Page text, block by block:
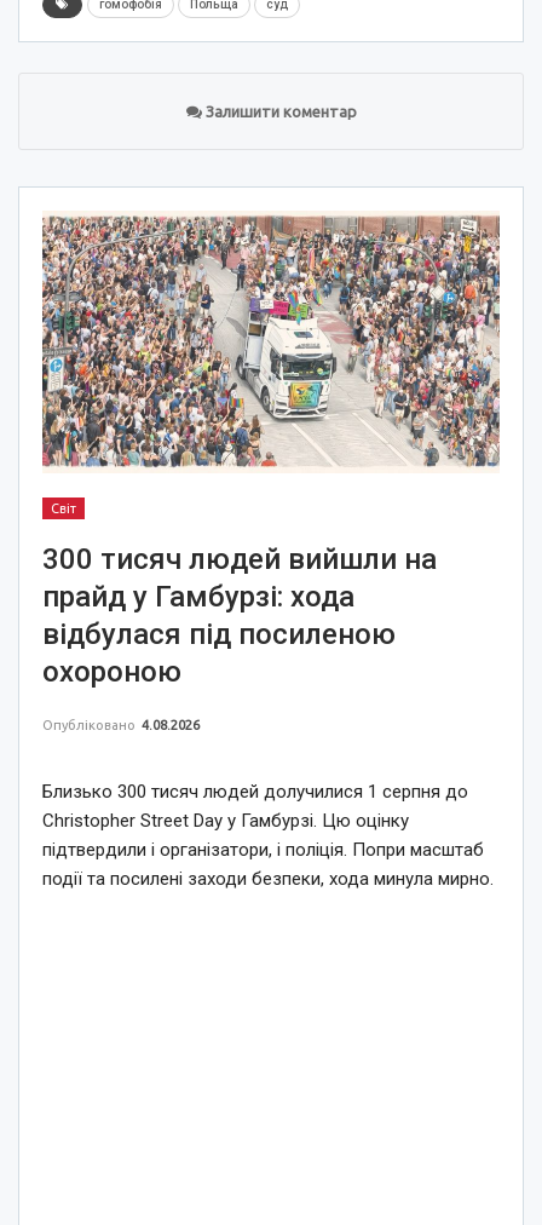
гомофобія Польща суд
Залишити коментар
Світ
300 тисяч людей вийшли на
прайд у Гамбурзі: хода
відбулася під посиленою
охороною
Опубліковано 4.08.2026
Близько 300 тисяч людей долучилися 1 серпня до
Christopher Street Day у Гамбурзі. Цю оцінку
підтвердили і організатори, і поліція. Попри масштаб
події та посилені заходи безпеки, хода минула мирно.